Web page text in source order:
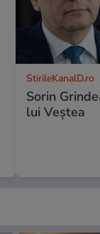
StirileKanalD.ro
Sorin
lui Veștea